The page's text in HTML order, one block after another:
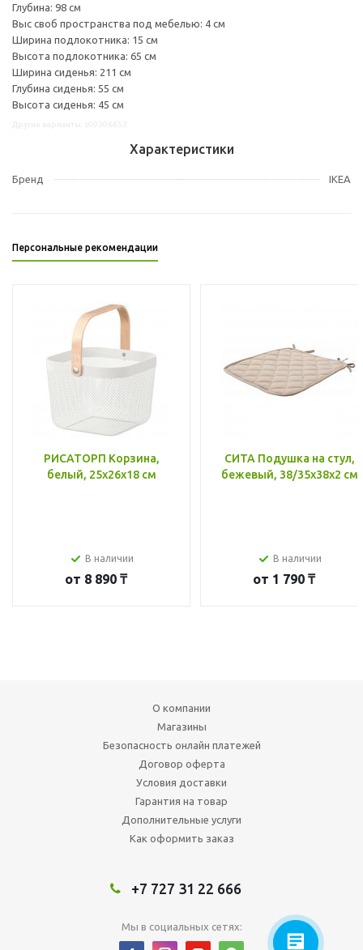
Глубина: 98 см
Выс своб пространства под мебелью: 4 см
Ширина подлокотника: 15 см
Высота подлокотника: 65 см
Ширина сиденья: 211 см
Глубина сиденья: 55 см
Высота сиденья: 45 см
Характеристики
Бренд IKEA
Персональные рекомендации
РИСАТОРП Корзина,
белый, 25x26x18 см
В наличии
от 8 890 ₸
СИТА Подушка на стул,
бежевый, 38/35x38x2 см
В наличии
от 1 790 ₸
О компании
Магазины
Безопасность онлайн платежей
Договор оферта
Условия доставки
Гарантия на товар
Дополнительные услуги
Как оформить заказ
+7 727 31 22 666
Мы в социальных сетях: